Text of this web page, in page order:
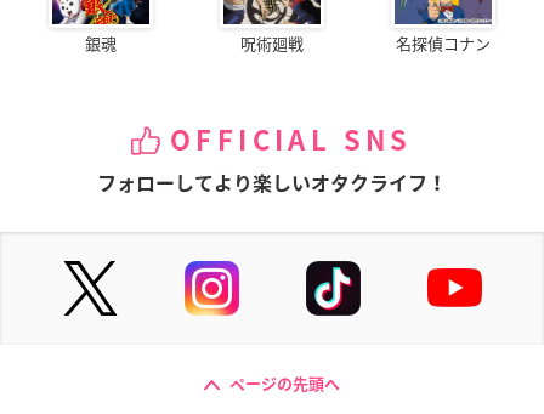
銀魂 呪術廻戦 名探偵コナン
OFFICIAL SNS
フォローしてより楽しいオタクライフ！
ページの先頭へ